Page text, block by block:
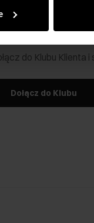
Klienta
do Klubu
Dołącz do Klubu